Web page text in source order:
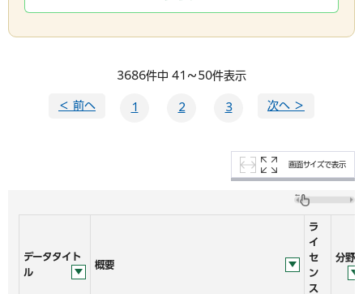
3686件中 41～50件表示
＜ 前へ 1 2 3 次へ ＞
画面サイズで表示
データタイト
ル
概要
ラ
イ
セ
ン
ス
分野